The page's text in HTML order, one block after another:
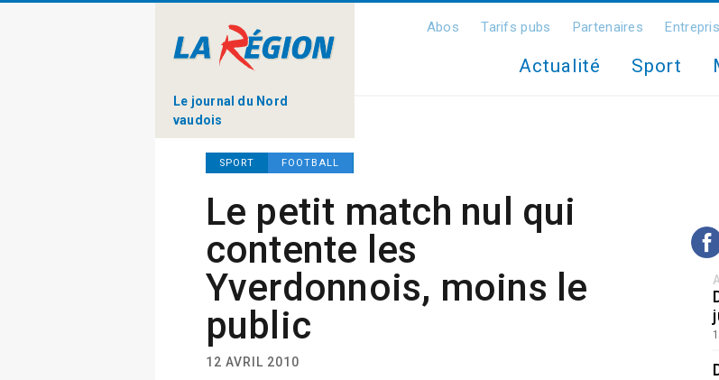
Le journal du Nord
vaudois
Abos Tarifs pubs Partenaires
Actualité Sport
SPORT FOOTBALL
Le petit match nul qui
contente les
Yverdonnois, moins le
public
12 AVRIL 2010